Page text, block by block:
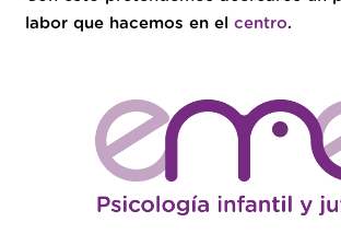
labor que hacemos en el centro.